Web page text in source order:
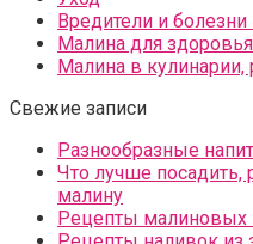
Вредители и
Малина для
Малина в кулинарии,
Свежие записи
Разнообразные
Что лучше
малину
Рецепты малиновых